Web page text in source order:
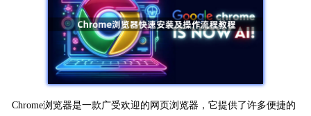
Chrome浏览器是一款广受欢迎的网页浏览器，它提供了许多便捷的